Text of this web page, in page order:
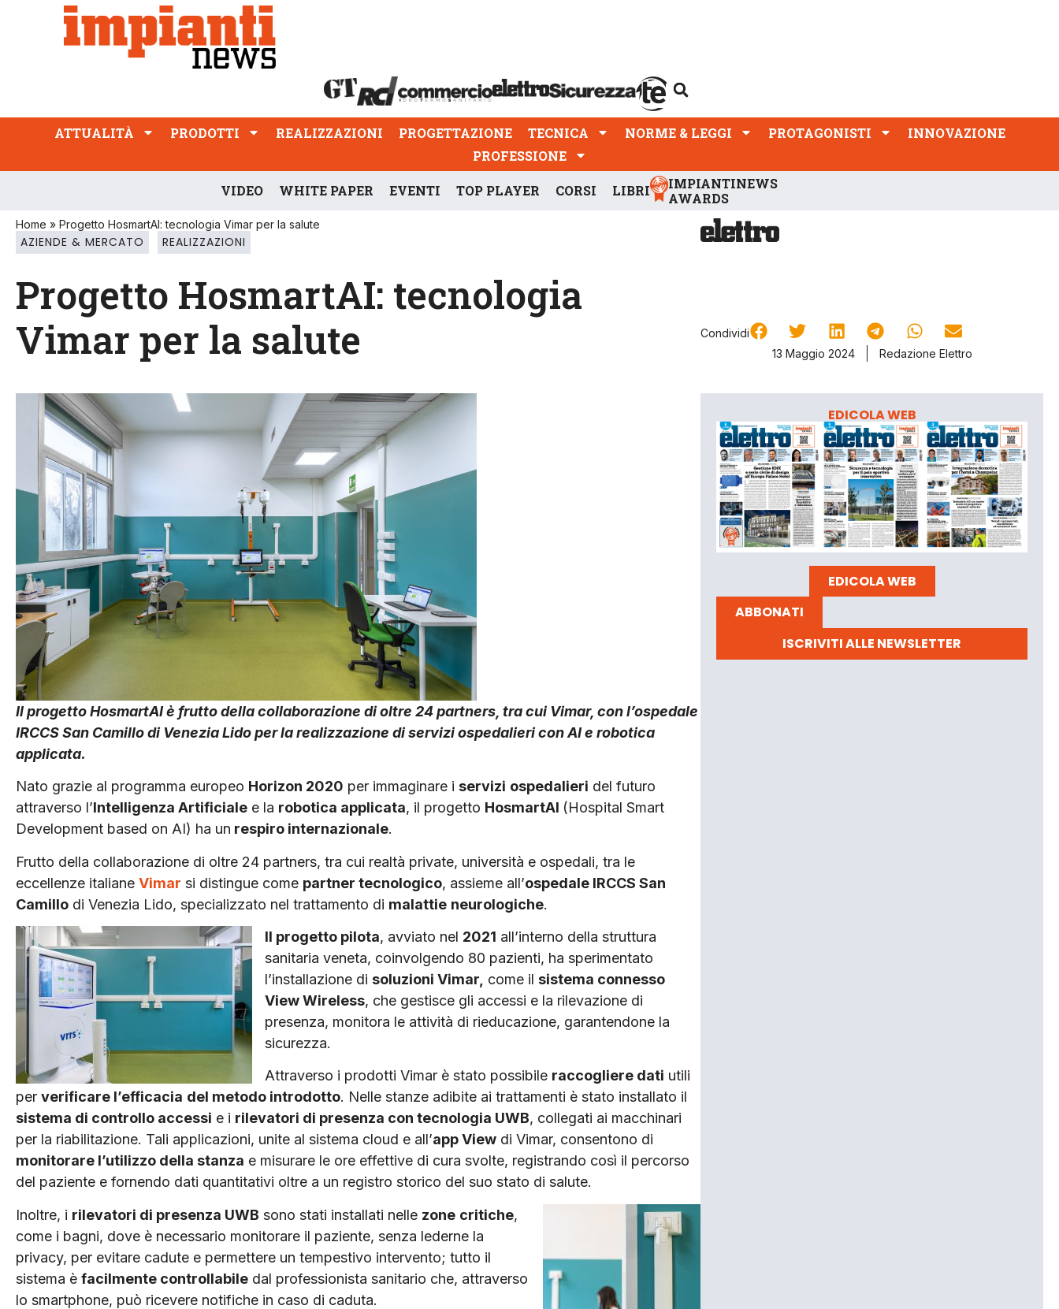
ATTUALITÀ PRODOTTI REALIZZAZIONI
PROFESSIONE
ATTUALITÀ PRODOTTI REALIZZAZIONI PROGETTAZIONE TECNICA NORME & LEGGI PROTAGONISTI
INNOVAZIONE
PROFESSIONE
VIDEO WHITE PAPER EVENTI TOP PLAYER CORSI LIBRI
IMPIANTINEWS
AWARDS
Home » Progetto HosmartAI: tecnologia Vimar per la salute
AZIENDE & MERCATO REALIZZAZIONI
Progetto HosmartAI: tecnologia
Vimar per la salute
Condividi
13 Maggio 2024
Redazione Elettro
Il progetto HosmartAI è frutto della collaborazione di oltre 24 partners, tra cui Vimar, con l’ospedale
IRCCS San Camillo di Venezia Lido per la realizzazione di servizi ospedalieri con AI e robotica
applicata.
Nato grazie al programma europeo Horizon 2020 per immaginare i servizi ospedalieri del futuro
attraverso l’Intelligenza Artificiale e la robotica applicata, il progetto HosmartAI (Hospital Smart
Development based on AI) ha un respiro internazionale.
Frutto della collaborazione di oltre 24 partners, tra cui realtà private, università e ospedali, tra le
eccellenze italiane Vimar si distingue come partner tecnologico, assieme all’ospedale IRCCS San
Camillo di Venezia Lido, specializzato nel trattamento di malattie neurologiche.
Il progetto pilota, avviato nel 2021 all’interno della struttura
sanitaria veneta, coinvolgendo 80 pazienti, ha sperimentato
l’installazione di soluzioni Vimar come il sistema connesso
View Wireless, che gestisce gli accessi e la rilevazione di
presenza, monitora le attività di rieducazione, garantendone la
sicurezza.
Attraverso i prodotti Vimar è stato possibile raccogliere dati utili
per verificare l’efficacia del metodo introdotto. Nelle stanze adibite ai trattamenti è stato installato il
sistema di controllo accessi e i rilevatori di presenza con tecnologia UWB, collegati ai macchinari
per la riabilitazione. Tali applicazioni, unite al sistema cloud e all’app View di Vimar, consentono di
monitorare l’utilizzo della stanza e misurare le ore effettive di cura svolte, registrando così il percorso
del paziente e fornendo dati quantitativi oltre a un registro storico del suo stato di salute.
Inoltre, i rilevatori di presenza UWB sono stati installati nelle zone critiche,
come i bagni, dove è necessario monitorare il paziente, senza lederne la
privacy, per evitare cadute e permettere un tempestivo intervento; tutto il
sistema è facilmente controllabile dal professionista sanitario che, attraverso
lo smartphone, può ricevere notifiche in caso di caduta.
EDICOLA WEB
EDICOLA WEB
ABBONATI
ISCRIVITI ALLE NEWSLETTER